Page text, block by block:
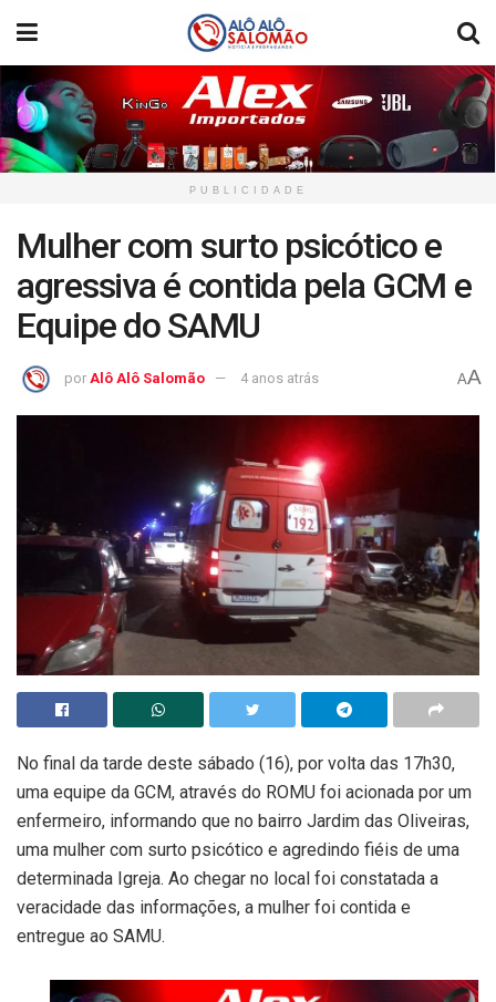
PUBLICIDADE
Mulher com surto psicótico e
agressiva é contida pela GCM e
Equipe do SAMU
por Alô Alô Salomão 4 anos atrás AA
No final da tarde deste sábado (16), por volta das 17h30,
uma equipe da GCM, através do ROMU foi acionada por um
enfermeiro, informando que no bairro Jardim das Oliveiras,
uma mulher com surto psicótico e agredindo fiéis de uma
determinada Igreja. Ao chegar no local foi constatada a
veracidade das informações, a mulher foi contida e
entregue ao SAMU.